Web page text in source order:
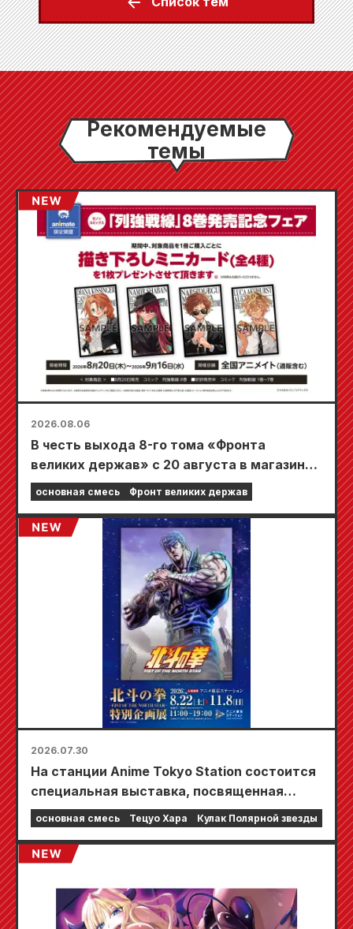
Рекомендуемые
темы
2026.08.06
В честь выхода 8-го тома «Фронта
великих держав» с 20 августа в магазинах
Animate по всей стране пройдет
ограниченная по времени ярмарка, где вы
сможете получить специально
разработанную мини-карту (всего 4 вида)!
основная смесь Фронт великих держав
2026.07.30
На станции Anime Tokyo Station состоится
специальная выставка, посвященная
фильму «Кулак Северной звезды»!!
основная смесь Тецуо Хара Кулак Полярной звезды